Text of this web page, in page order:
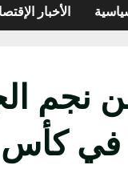
الأخبار
في كأس